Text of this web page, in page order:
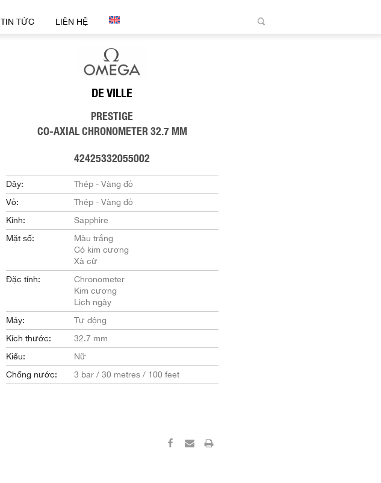
TIN TỨC LIÊN HỆ
DE VILLE
PRESTIGE
CO-AXIAL CHRONOMETER 32.7 MM
42425332055002
Dây:
Thép - Vàng đỏ
Vỏ:
Thép - Vàng đỏ
Kính:
Sapphire
Mặt số:
Màu trắng
Có kim cương
Xà cừ
Đặc tính:
Chronometer
Kim cương
Lịch ngày
Máy:
Tự động
Kích thước:
32.7 mm
Kiểu:
Nữ
Chống nước:
3 bar / 30 metres / 100 feet